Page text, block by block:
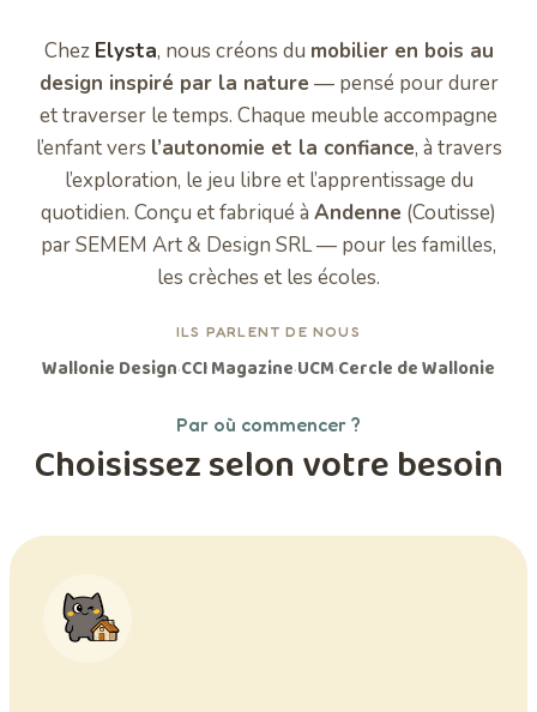
Chez Elysta, nous créons du mobilier en bois au
design inspiré par la nature — pensé pour durer
et traverser le temps. Chaque meuble accompagne
l’enfant vers l’autonomie et la confiance, à travers
l’exploration, le jeu libre et l’apprentissage du
quotidien. Conçu et fabriqué à Andenne (Coutisse)
par SEMEM Art & Design SRL — pour les familles,
les crèches et les écoles.
ILS PARLENT DE NOUS
Wallonie Design·CCI Magazine·UCM·Cercle de Wallonie
Par où commencer ?
Choisissez selon votre besoin